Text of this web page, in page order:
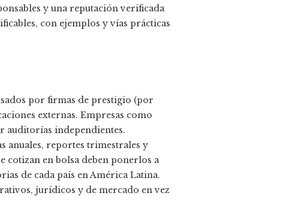
y una reputación verificada
con ejemplos y vías prácticas
por firmas de prestigio (por
externas. Empresas como
auditorías independientes.
reportes trimestrales y
cotizan en bolsa deben ponerlos a
de cada país en América Latina.
jurídicos y de mercado en vez